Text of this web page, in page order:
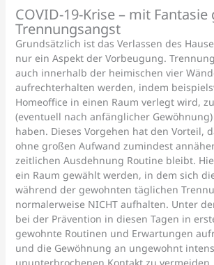
COVID-19-Krise – mit Fantasie
Trennungsangst
Grundsätzlich ist das Verlassen des
nur ein Aspekt der Vorbeugung.
auch innerhalb der heimischen vier
aufrechterhalten werden, indem
Homeoffice in einen Raum verlegt wird,
(eventuell nach anfänglicher
haben. Dieses Vorgehen hat den Vorteil,
ohne großen Aufwand zumindest
zeitlichen Ausdehnung Routine bleibt.
ein Raum gewählt werden, in dem sich
während der gewohnten täglichen
normalerweise NICHT aufhalten. Unter
bei der Prävention in diesen Tagen in
gewohnte Routinen und Erwartungen
und die Gewöhnung an ungewohnt